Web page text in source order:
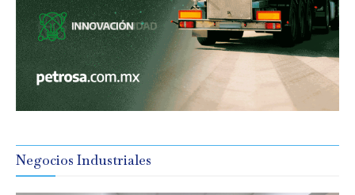
Negocios Industriales